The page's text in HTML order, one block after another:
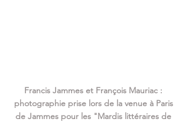
Francis Jammes et François Mauriac :
photographie prise lors de la venue à Paris
de Jammes pour les "Mardis littéraires de